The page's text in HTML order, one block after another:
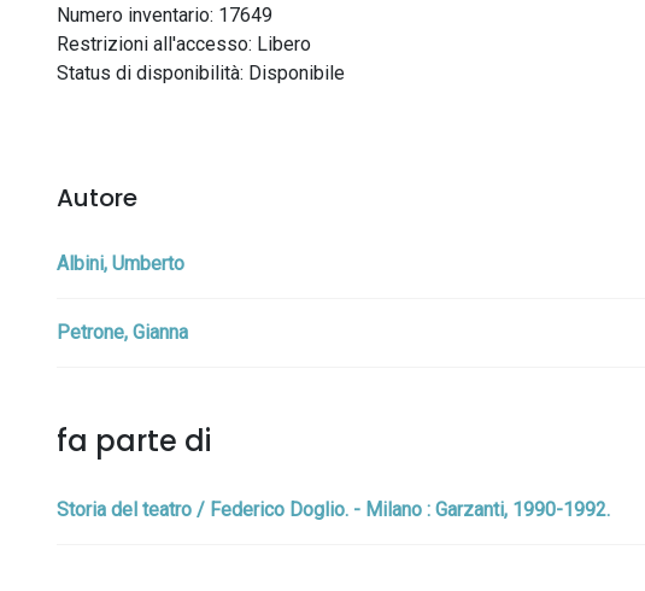
Numero inventario: 17649
Restrizioni all'accesso: Libero
Status di disponibilità: Disponibile
Autore
Albini, Umberto
Petrone, Gianna
fa parte di
Storia del teatro / Federico Doglio. - Milano : Garzanti, 1990-1992.